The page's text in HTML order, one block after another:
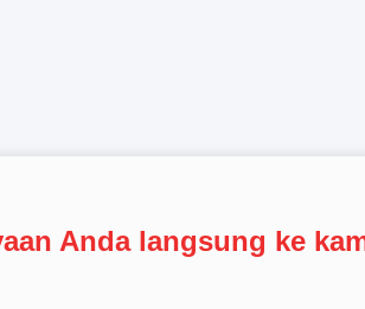
Anda langsung ke